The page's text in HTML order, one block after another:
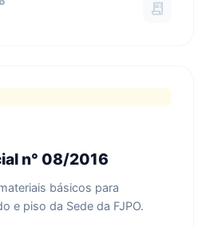
receipt_long
n° 08/2016
básicos para
e piso da Sede da FJPO.